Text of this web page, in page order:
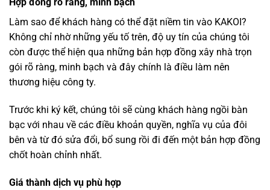
Làm sao để khách hàng có thể đặt niềm tin vào KAKOI?
Không chỉ nhờ những yếu tố trên, độ uy tín của chúng tôi
còn được thể hiện qua những bản hợp đồng xây nhà trọn
gói rõ ràng, minh bạch và đây chính là điều làm nên
thương hiệu công ty.
Trước khi ký kết, chúng tôi sẽ cùng khách hàng ngồi bàn
bạc với nhau về các điều khoản quyền, nghĩa vụ của đôi
bên và từ đó sửa đổi, bổ sung rồi đi đến một bản hợp đồng
chốt hoàn chỉnh nhất.
Giá thành dịch vụ phù hợp